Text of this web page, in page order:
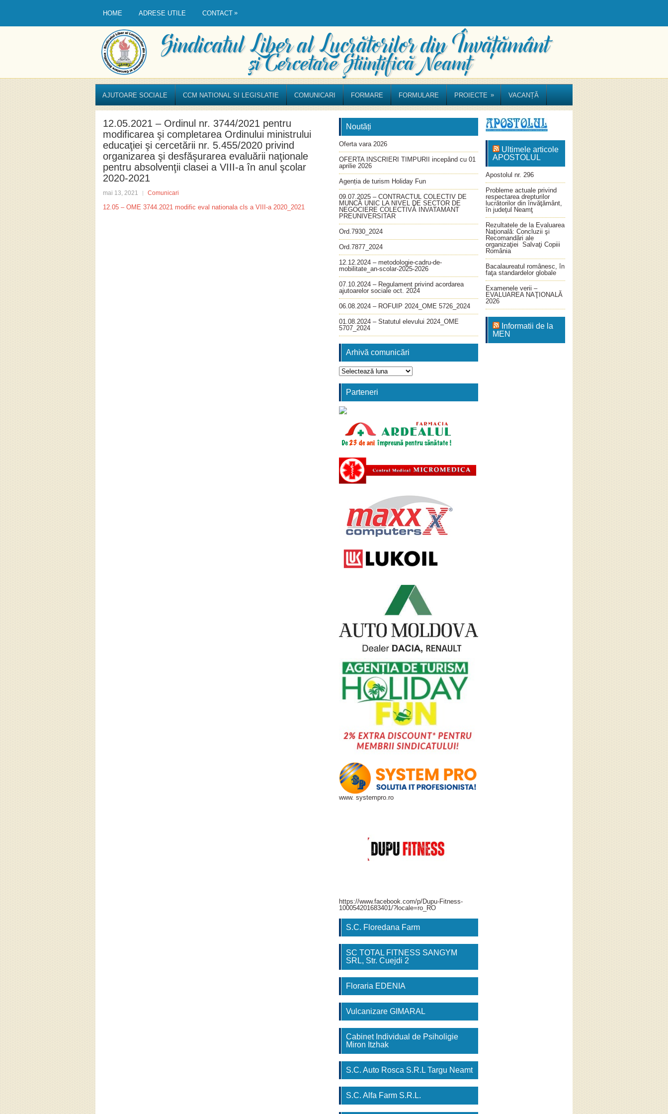
HOME ADRESE UTILE CONTACT »
AJUTOARE SOCIALE CCM NATIONAL SI LEGISLATIE COMUNICARI FORMARE FORMULARE PROIECTE » VACANȚĂ
12.05.2021 – Ordinul nr. 3744/2021 pentru
modificarea şi completarea Ordinului ministrului
educaţiei şi cercetării nr. 5.455/2020 privind
organizarea şi desfăşurarea evaluării naţionale
pentru absolvenţii clasei a VIII-a în anul şcolar
2020-2021
mai 13, 2021 Comunicari
12.05 – OME 3744.2021 modific eval nationala cls a VIII-a 2020_2021
Noutăți
Oferta vara 2026
OFERTA INSCRIERI TIMPURII incepând cu 01
aprilie 2026
Agenția de turism Holiday Fun
09.07.2025 – CONTRACTUL COLECTIV DE
MUNCĂ UNIC LA NIVEL DE SECTOR DE
NEGOCIERE COLECTIVĂ INVATAMANT
PREUNIVERSITAR
Ord.7930_2024
Ord.7877_2024
12.12.2024 – metodologie-cadru-de-
mobilitate_an-scolar-2025-2026
07.10.2024 – Regulament privind acordarea
ajutoarelor sociale oct. 2024
06.08.2024 – ROFUIP 2024_OME 5726_2024
01.08.2024 – Statutul elevului 2024_OME
5707_2024
Arhivă comunicări
Arhivă
comunicări
Parteneri
www. systempro.ro
https://www.facebook.com/p/Dupu-Fitness-
100054201683401/?locale=ro_RO
S.C. Floredana Farm
SC TOTAL FITNESS SANGYM
SRL, Str. Cuejdi 2
Floraria EDENIA
Vulcanizare GIMARAL
Cabinet Individual de Psiholigie
Miron Itzhak
S.C. Auto Rosca S.R.L Targu Neamt
S.C. Alfa Farm S.R.L.
Ultimele articole
APOSTOLUL
Apostolul nr. 296
Probleme actuale privind
respectarea drepturilor
lucrătorilor din învăţământ,
în judeţul Neamţ
Rezultatele de la Evaluarea
Naţională: Concluzii şi
Recomandări ale
organizaţiei Salvaţi Copiii
România
Bacalaureatul românesc, în
faţa standardelor globale
Examenele verii –
EVALUAREA NAŢIONALĂ
2026
Informatii de la
MEN